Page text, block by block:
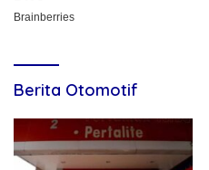
Berita Otomotif